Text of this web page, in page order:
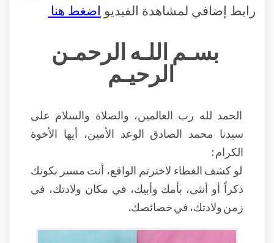
رابط إضافي لمشاهدة الفيديو اضغط هنا
بسـم اللـه الرحمـن
الرحيـم
الحمد لله رب العالمين، والصلاة والسلام على
سيدنا محمد الصادق الوعد الأمين، أيها الأخوة
الكرام :
لو كشف الغطاء لاخترتم الواقع، أنت مسير بكونك
ذكراً أو أنثى، بأمك وأبيك، في مكان ولادتك، في
زمن ولادتك، في خصائصك.